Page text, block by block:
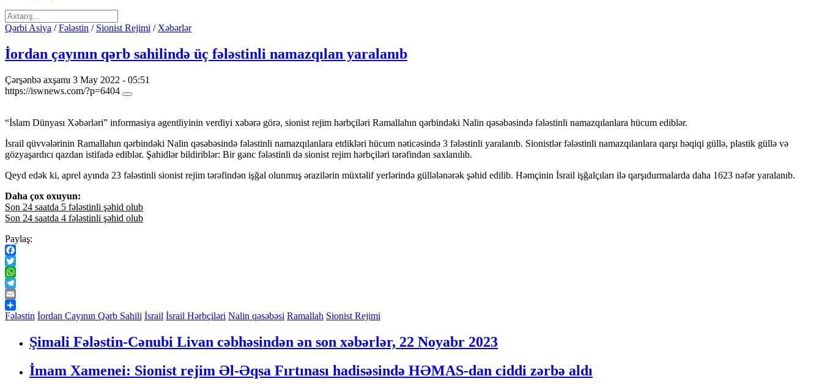
Qərbi Asiya /Fələstin / Sionist Rejimi / Xəbərlər
İordan çayının qərb sahilində üç fələstinli namazqılan yaralanıb
Çərşənbə axşamı 3 May 2022 - 05:51
https://iswnews.com/?p=6404
“İslam Dünyası Xəbərləri” informasiya agentliyinin verdiyi xəbərə görə, sionist rejim hərbçiləri Ramallahın qərbindəki Nalin qəsəbəsində fələstinli namazqılanlara hücum ediblər.
İsrail qüvvələrinin Ramallahın qərbindəki Nalin qəsəbəsində fələstinli namazqılanlara etdikləri hücum nəticəsində 3 fələstinli yaralanıb. Sionistlər fələstinli namazqılanlara qarşı həqiqi güllə, plastik güllə və
gözyaşardıcı qazdan istifadə ediblər. Şahidlər bildiriblər: Bir gənc fələstinli də sionist rejim hərbçiləri tərəfindən saxlanılıb.
Qeyd edək ki, aprel ayında 23 fələstinli sionist rejim tərəfindən işğal olunmuş ərazilərin müxtəlif yerlərində güllələnərək şəhid edilib. Həmçinin İsrail işğalçıları ilə qarşıdurmalarda daha 1623 nəfər yaralanıb.
Daha çox oxuyun:
Son 24 saatda 5 fələstinli şəhid olub
Son 24 saatda 4 fələstinli şəhid olub
Paylaş:
Facebook
Twitter
WhatsApp
Telegram
Email
Share
Fələstin İordan Çayının Qərb Sahili İsrail İsrail Hərbçiləri Nalin qəsəbəsi Ramallah Sionist Rejimi
Şimali Fələstin-Cənubi Livan cəbhəsindən ən son xəbərlər, 22 Noyabr 2023
İmam Xamenei: Sionist rejim Əl-Əqsa Fırtınası hadisəsində HƏMAS-dan ciddi zərbə aldı